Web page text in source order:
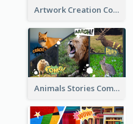
Artwork Creation Comic Strip
Animals Stories Comic Strip